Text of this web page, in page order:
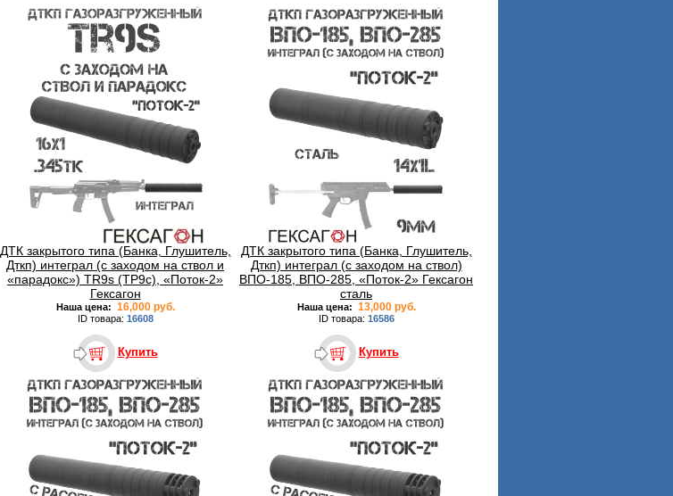
ДТК закрытого типа (Банка, Глушитель,
Дткп) интеграл (с заходом на ствол и
«парадокс») TR9s (ТР9с), «Поток-2»
Гексагон
Наша цена: 16,000 руб.
ID товара: 16608
Купить
ДТК закрытого типа (Банка, Глушитель,
Дткп) интеграл (с заходом на ствол)
ВПО-185, ВПО-285, «Поток-2» Гексагон
сталь
Наша цена: 13,000 руб.
ID товара: 16586
Купить